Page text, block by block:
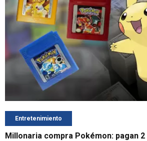
Entretenimiento
Millonaria compra Pokémon: pagan